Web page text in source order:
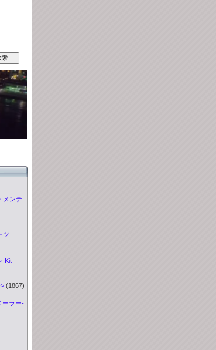
メンテ
ツ
Kit-
(1867)
ーラー-